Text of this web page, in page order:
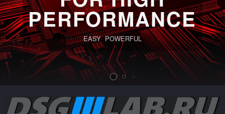
PERFORMANCE
EASY POWERFUL